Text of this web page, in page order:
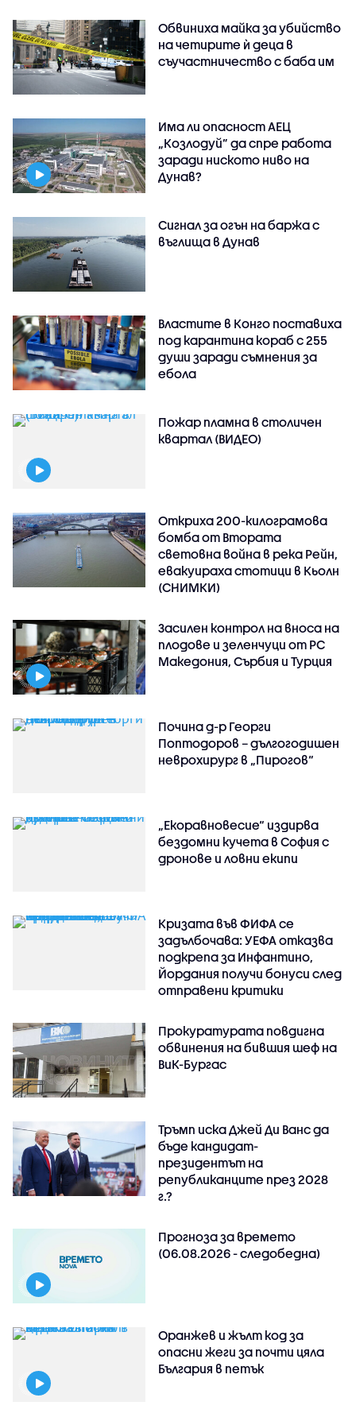
Обвиниха майка за убийство
на четирите ѝ деца в
съучастничество с баба им
Има ли опасност АЕЦ
„Козлодуй” да спре работа
заради ниското ниво на
Дунав?
Сигнал за огън на баржа с
въглища в Дунав
Властите в Конго поставиха
под карантина кораб с 255
души заради съмнения за
ебола
Пожар пламна в столичен
квартал (ВИДЕО)
Откриха 200-килограмова
бомба от Втората
световна война в река Рейн,
евакуираха стотици в Кьолн
(СНИМКИ)
Засилен контрол на вноса на
плодове и зеленчуци от РС
Македония, Сърбия и Турция
Почина д-р Георги
Поптодоров – дългогодишен
неврохирург в „Пирогов“
„Екоравновесие“ издирва
бездомни кучета в София с
дронове и ловни екипи
Кризата във ФИФА се
задълбочава: УЕФА отказва
подкрепа за Инфантино,
Йордания получи бонуси след
отправени критики
Прокуратурата повдигна
обвинения на бившия шеф на
ВиК-Бургас
Тръмп иска Джей Ди Ванс да
бъде кандидат-
президентът на
републиканците през 2028
г.?
Прогноза за времето
(06.08.2026 - следобедна)
Оранжев и жълт код за
опасни жеги за почти цяла
България в петък